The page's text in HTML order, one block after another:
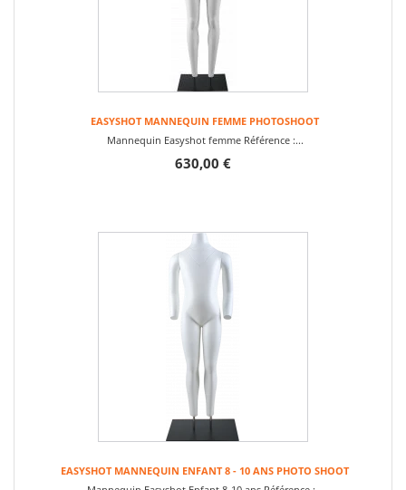
EASYSHOT MANNEQUIN FEMME PHOTOSHOOT
Mannequin Easyshot femme Référence :...
630,00 €
EASYSHOT MANNEQUIN ENFANT 8 - 10 ANS PHOTO SHOOT